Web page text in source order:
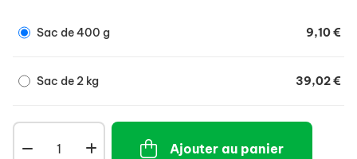
opératoire.
Sac de 400 g 9,10 €
Sac de 2 kg 39,02 €
Ajouter au panier